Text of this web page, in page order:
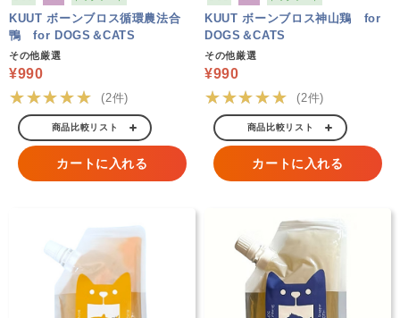
KUUT ボーンブロス循環農法合
鴨 for DOGS＆CATS
その他厳選
¥990
★★★★★ (2件)
商品比較リスト
カートに入れる
KUUT ボーンブロス神山鶏 for
DOGS＆CATS
その他厳選
¥990
★★★★★ (2件)
商品比較リスト
カートに入れる